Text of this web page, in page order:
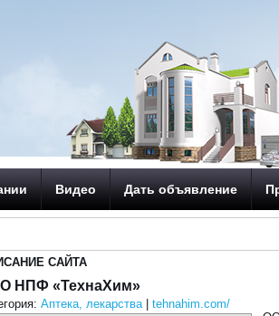
Видео Дать объявление
САЙТА
НПФ «ТехнаХим»
Аптека, лекарства|tehnahim.com/